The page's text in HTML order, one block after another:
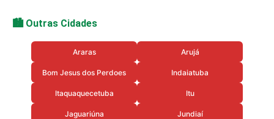
🏙️ Outras Cidades
Araras Arujá
Bom Jesus dos Perdoes Indaiatuba
Itaquaquecetuba Itu
Jaguariúna Jundiaí